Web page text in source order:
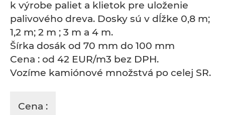
k výrobe paliet a klietok pre uloženie
palivového dreva. Dosky sú v dĺžke 0,8 m;
1,2 m; 2 m ; 3 m a 4 m.
Šírka dosák od 70 mm do 100 mm
Cena : od 42 EUR/m3 bez DPH.
Vozíme kamiónové množstvá po celej SR.
Cena :